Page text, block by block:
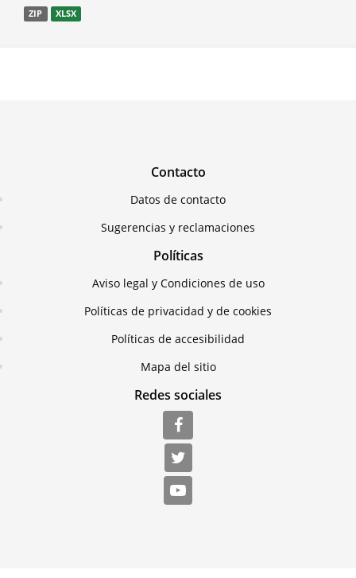
ZIP XLSX
Contacto
Datos de contacto
Sugerencias y reclamaciones
Políticas
Aviso legal y Condiciones de uso
Políticas de privacidad y de cookies
Políticas de accesibilidad
Mapa del sitio
Redes sociales